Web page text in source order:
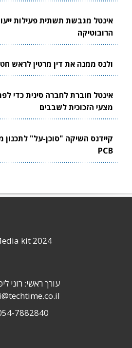
אינטל מגבשת תשתית פעילות
הרובוטיקה
ולנס ממנה את דין מרטין לראש
אינטל חוברת לחברה סינית כדי
מצעי הזכוכית לשבבים
קיידנס השיקה "סוכן-על" לתכנון
PCB
kit 2024
עורך ראשי: רוני
7882840